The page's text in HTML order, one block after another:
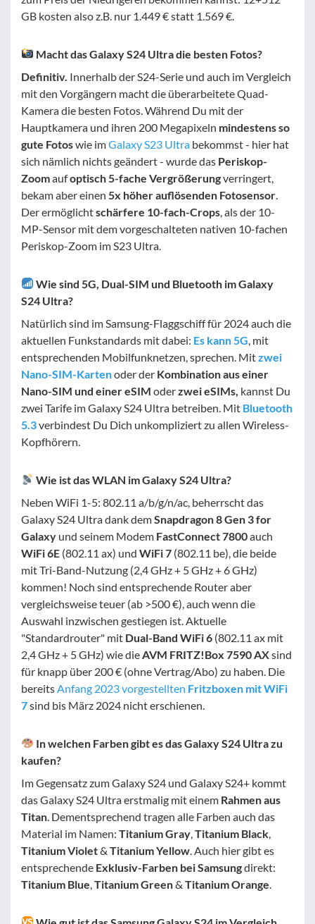
GB kosten also z.B. nur 1.449 € statt 1.569 €.
Macht das Galaxy S24 Ultra die besten Fotos?
Definitiv. Innerhalb der S24-Serie und auch im Vergleich
mit den Vorgängern macht die überarbeitete Quad-
Kamera die besten Fotos. Während Du mit der
Hauptkamera und ihren 200 Megapixeln mindestens so
gute Fotoswie imGalaxy S23 Ultra bekommst - hier hat
sich nämlich nichts geändert - wurde das Periskop-
Zoomaufoptisch 5-fache Vergrößerungverringert,
bekam aber einen 5x höher auflösenden Fotosensor
Der ermöglichtschärfere 10-fach-Crops , als der 10-
MP-Sensor mit dem vorgeschalteten nativen 10-fachen
Periskop-Zoom im S23 Ultra.
Wie sind 5G, Dual-SIM und Bluetooth im Galaxy
S24 Ultra?
Natürlich sind im Samsung-Flaggschiff für 2024 auch die
aktuellen Funkstandards mit dabei: Es kann 5G , mit
entsprechenden Mobilfunknetzen, sprechen. Mitzwei
Nano-SIM-Kartenoder der Kombination aus einer
Nano-SIM und einer eSIM oderzwei eSIMs, kannst Du
zwei Tarife im Galaxy S24 Ultra betreiben. Mit Bluetooth
5.3verbindest Du Dich unkompliziert zu allen Wireless-
Kopfhörern.
Wie ist das WLAN im Galaxy S24 Ultra?
Neben WiFi 1-5: 802.11 a/b/g/n/ac, beherrscht das
Galaxy S24 Ultra dank demSnapdragon 8 Gen 3 for
Galaxy und seinem Modem FastConnect 7800auch
WiFi 6E (802.11 ax) und WiFi 7 (802.11 be), die beide
mit Tri-Band-Nutzung (2,4 GHz + 5 GHz + 6 GHz)
kommen! Noch sind entsprechende Router aber
vergleichsweise teuer (ab >500 €), auch wenn die
Auswahl inzwischen gestiegen ist. Aktuelle
"Standardrouter" mit Dual-Band WiFi 6 (802.11 ax mit
2,4 GHz + 5 GHz) wie die AVM FRITZ!Box 7590 AXsind
für knapp über 200 € (ohne Vertrag/Abo) zu haben. Die
bereits Anfang 2023 vorgestellten Fritzboxen mit WiFi
7sind bis März 2024 nicht erschienen.
In welchen Farben gibt es das Galaxy S24 Ultra zu
kaufen?
Im Gegensatz zum Galaxy S24 und Galaxy S24+ kommt
das Galaxy S24 Ultra erstmalig mit einem Rahmen aus
Titan . Dementsprechend tragen alle Farben auch das
Material im Namen: Titanium Gray Titanium Black
Titanium Violet& Titanium Yellow . Auch hier gibt es
entsprechende Exklusiv-Farben bei Samsungdirekt:
Titanium Blue Titanium Green& Titanium Orange